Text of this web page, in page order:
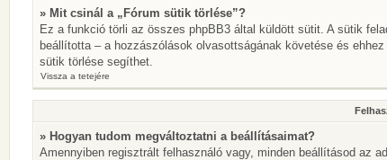
» Mit csinál a „Fórum sütik törlése”?
Ez a funkció törli az összes phpBB3 által küldött sütit. A sütik
beállította – a hozzászólások olvasottságának követése és
sütik törlése segíthet.
Vissza a tetejére
» Hogyan tudom megváltoztatni a beállításaimat?
Amennyiben regisztrált felhasználó vagy, minden beállításod az